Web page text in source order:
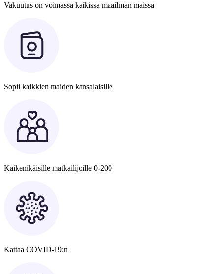
Vakuutus on voimassa kaikissa maailman maissa
Sopii kaikkien maiden kansalaisille
Kaikenikäisille matkailijoille 0-200
Kattaa COVID-19:n